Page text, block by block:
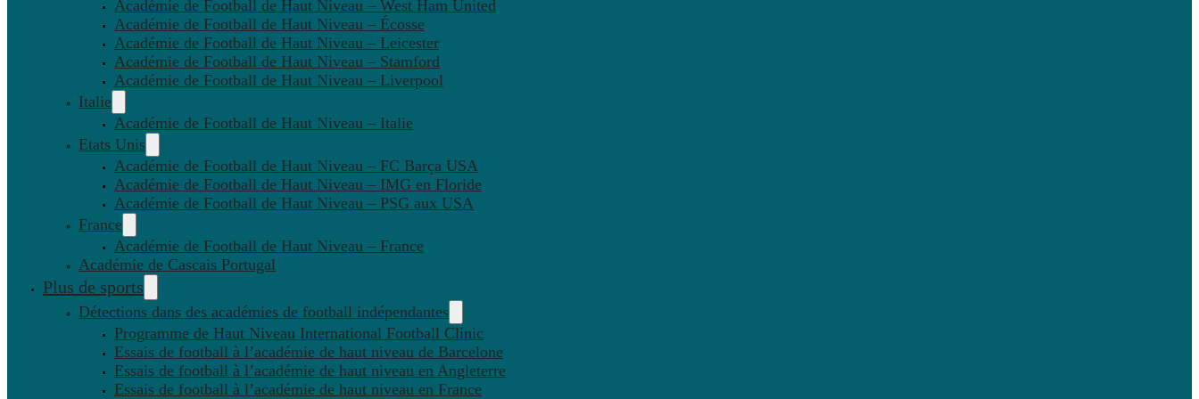
Académie de Football de Haut Niveau – West Ham United
Académie de Football de Haut Niveau – Écosse
Académie de Football de Haut Niveau – Leicester
Académie de Football de Haut Niveau – Stamford
Académie de Football de Haut Niveau – Liverpool
Italie
Académie de Football de Haut Niveau – Italie
Etats Unis
Académie de Football de Haut Niveau – FC Barça USA
Académie de Football de Haut Niveau – IMG en Floride
Académie de Football de Haut Niveau – PSG aux USA
France
Académie de Football de Haut Niveau – France
Académie de Cascais Portugal
Plus de sports
Détections dans des académies de football indépendantes
Programme de Haut Niveau International Football Clinic
Essais de football à l’académie de haut niveau de Barcelone
Essais de football à l’académie de haut niveau en Angleterre
Essais de football à l’académie de haut niveau en France